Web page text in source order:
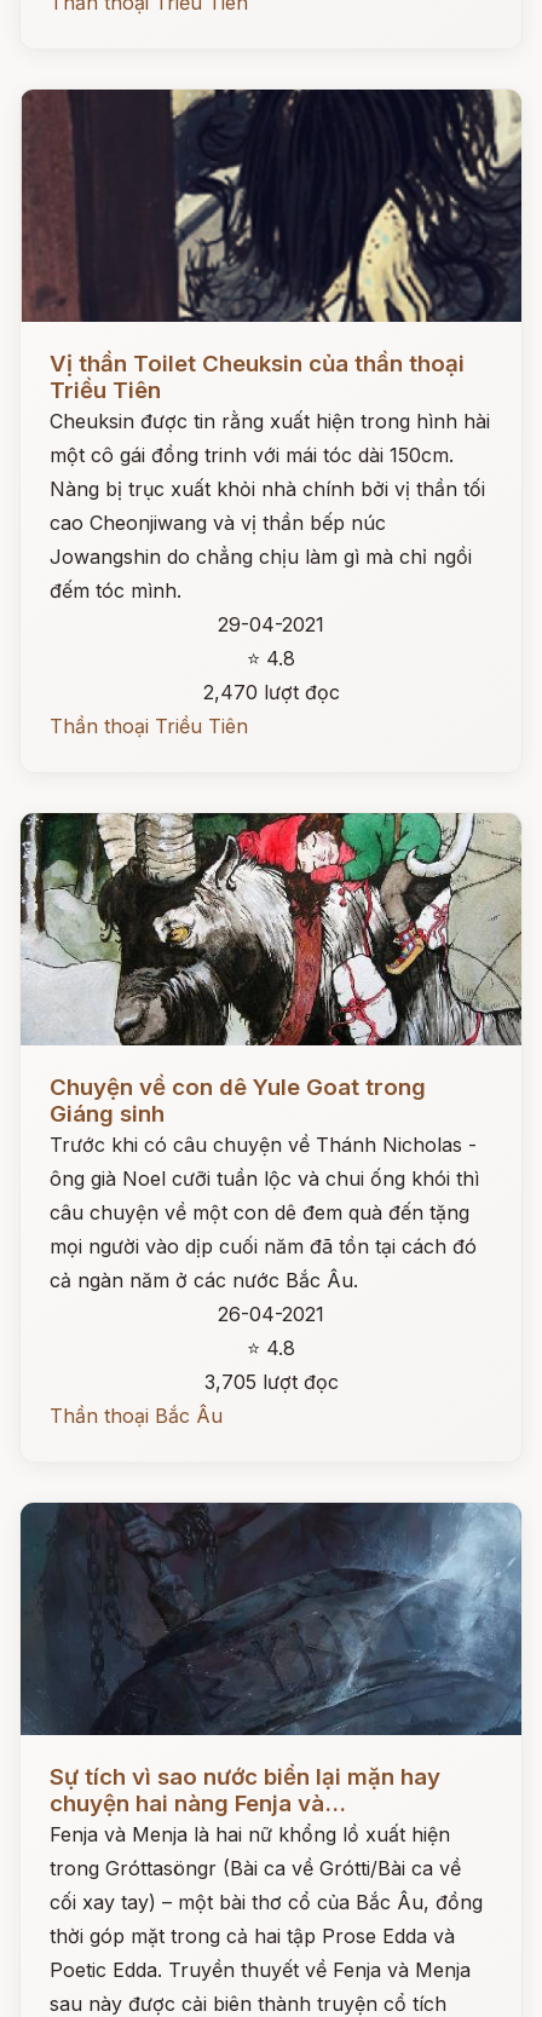
Đọc ngay
Vị thần Toilet Cheuksin của thần thoại
Triều Tiên
Cheuksin được tin rằng xuất hiện trong hình hài
một cô gái đồng trinh với mái tóc dài 150cm.
Nàng bị trục xuất khỏi nhà chính bởi vị thần tối
cao Cheonjiwang và vị thần bếp núc
Jowangshin do chẳng chịu làm gì mà chỉ ngồi
đếm tóc mình.
29-04-2021
⭐ 4.8
2,470 lượt đọc
Thần thoại Triều Tiên
Chuyện về con dê Yule Goat trong
Giáng sinh
Trước khi có câu chuyện về Thánh Nicholas -
ông già Noel cưỡi tuần lộc và chui ống khói thì
câu chuyện về một con dê đem quà đến tặng
mọi người vào dịp cuối năm đã tồn tại cách đó
cả ngàn năm ở các nước Bắc Âu.
26-04-2021
⭐ 4.8
3,705 lượt đọc
Thần thoại Bắc Âu
Sự tích vì sao nước biển lại mặn hay
chuyện hai nàng Fenja và...
Fenja và Menja là hai nữ khổng lồ xuất hiện
trong Gróttasöngr (Bài ca về Grótti/Bài ca về
cối xay tay) – một bài thơ cổ của Bắc Âu, đồng
thời góp mặt trong cả hai tập Prose Edda và
Poetic Edda. Truyền thuyết về Fenja và Menja
sau này được cải biên thành truyện cổ tích